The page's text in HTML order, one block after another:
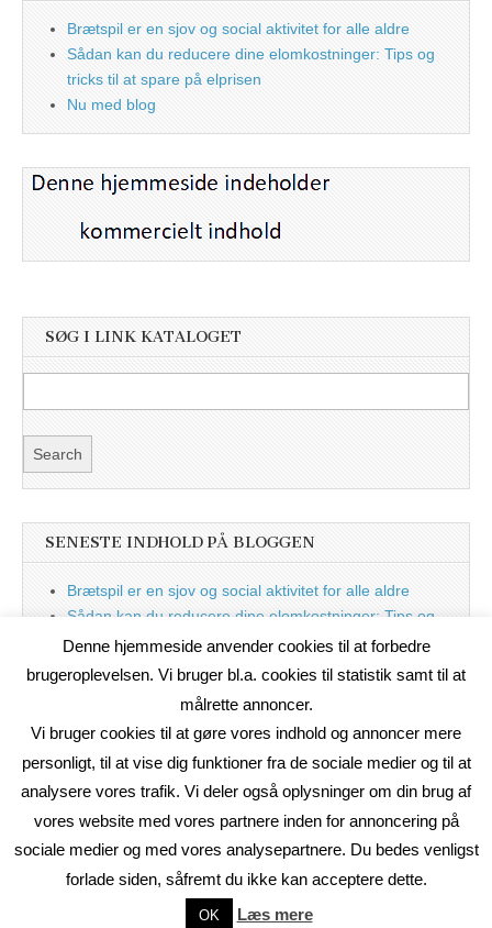
Brætspil er en sjov og social aktivitet for alle aldre
Sådan kan du reducere dine elomkostninger: Tips og
tricks til at spare på elprisen
Nu med blog
SØG I LINK KATALOGET
SENESTE INDHOLD PÅ BLOGGEN
Brætspil er en sjov og social aktivitet for alle aldre
Sådan kan du reducere dine elomkostninger: Tips og
tricks til at spare på elprisen
Nu med blog
On2Net Link Katalog
The Magazine Basic Theme bybavotasan.com
Denne hjemmeside anvender cookies til at forbedre
brugeroplevelsen. Vi bruger bl.a. cookies til statistik samt til at
målrette annoncer.
Vi bruger cookies til at gøre vores indhold og annoncer mere
personligt, til at vise dig funktioner fra de sociale medier og til at
analysere vores trafik. Vi deler også oplysninger om din brug af
vores website med vores partnere inden for annoncering på
sociale medier og med vores analysepartnere. Du bedes venligst
forlade siden, såfremt du ikke kan acceptere dette.
OK Læs mere